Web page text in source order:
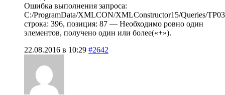
Ошибка выполнения запроса:
C:/ProgramData/XMLCON/XMLConstructor15/Queries/
строка: 396, позиция: 87 — Необходимо ровно один
элементов, получено один или более(«+»).
22.08.2016 в 10:29 #2642